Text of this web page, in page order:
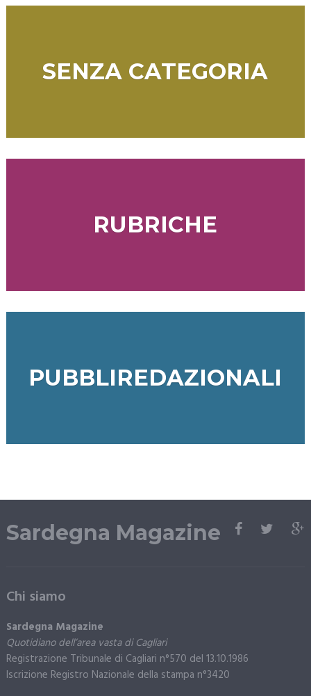
SENZA CATEGORIA
RUBRICHE
PUBBLIREDAZIONALI
Sardegna Magazine
Chi siamo
Sardegna Magazine
Quotidiano dell’area vasta di Cagliari
Registrazione Tribunale di Cagliari n°570 del 13.10.1986
Iscrizione Registro Nazionale della stampa n°3420